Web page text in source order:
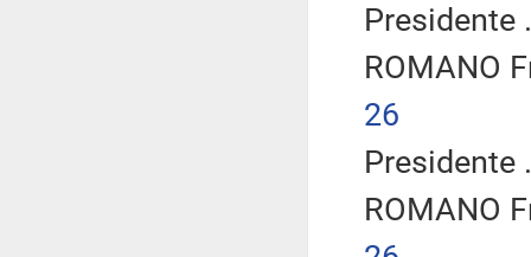
Presidente
ROMANO
26
Presidente
ROMANO